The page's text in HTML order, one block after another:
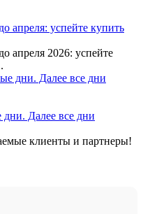
апреля: успейте купить
апреля 2026: успейте
дни. Далее все дни
клиенты и партнеры!